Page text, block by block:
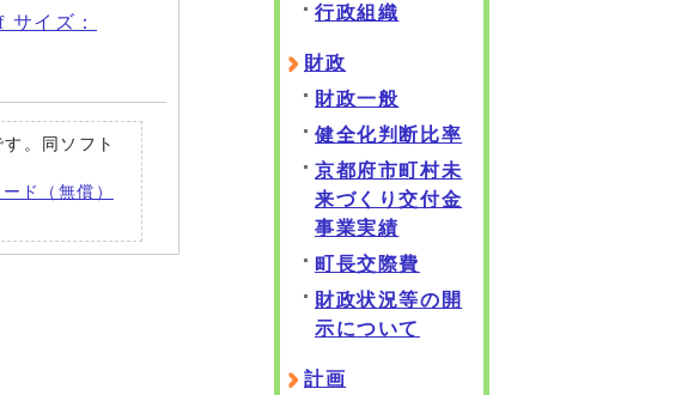
イズ：
。同ソフト
ド（無償）
行政組織
財政
財政一般
健全化判断比率
京都府市町村未
来づくり交付金
事業実績
町長交際費
財政状況等の開
示について
計画